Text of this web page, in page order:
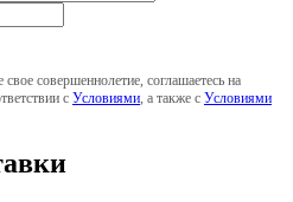
совершеннолетие, соглашаетесь на
с Условиями , а также с Условиями